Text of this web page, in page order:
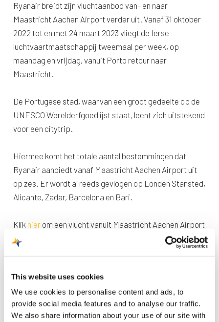
This website uses cookies
We use cookies to personalise content and ads, to
provide social media features and to analyse our traffic.
We also share information about your use of our site with
Ryanair breidt zijn vluchtaanbod van- en naar
Maastricht Aachen Airport verder uit. Vanaf 31 oktober
2022 tot en met 24 maart 2023 vliegt de Ierse
luchtvaartmaatschappij tweemaal per week, op
maandag en vrijdag, vanuit Porto retour naar
Maastricht.
De Portugese stad, waarvan een groot gedeelte op de
UNESCO Werelderfgoedlijst staat, leent zich uitstekend
voor een citytrip.
Hiermee komt het totale aantal bestemmingen dat
Ryanair aanbiedt vanaf Maastricht Aachen Airport uit
op zes. Er wordt al reeds gevlogen op Londen Stansted,
Alicante, Zadar, Barcelona en Bari.
Klik hierom een vlucht vanuit Maastricht Aachen Airport
naar Porto te boeken.